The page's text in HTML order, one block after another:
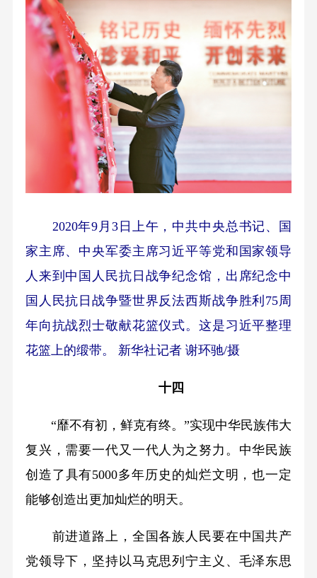
2020年9月3日上午，中共中央总书记、国
家主席、中央军委主席习近平等党和国家领导
人来到中国人民抗日战争纪念馆，出席纪念中
国人民抗日战争暨世界反法西斯战争胜利75周
年向抗战烈士敬献花篮仪式。这是习近平整理
花篮上的缎带。 新华社记者 谢环驰/摄
十四
“靡不有初，鲜克有终。”实现中华民族伟大
复兴，需要一代又一代人为之努力。中华民族
创造了具有5000多年历史的灿烂文明，也一定
能够创造出更加灿烂的明天。
前进道路上，全国各族人民要在中国共产
党领导下，坚持以马克思列宁主义、毛泽东思